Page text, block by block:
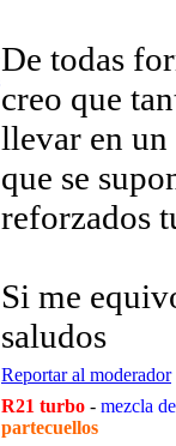
De todas
creo que
llevar en
que se
reforzados
Si me
saludos
Reportar al moderador
R21 turbo - mezcla
partecuellos